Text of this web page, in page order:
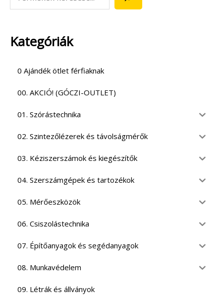
Kategóriák
0 Ajándék ötlet férfiaknak
00. AKCIÓ! (GÓCZI-OUTLET)
01. Szórástechnika
02. Szintezőlézerek és távolságmérők
03. Kéziszerszámok és kiegészítők
04. Szerszámgépek és tartozékok
05. Mérőeszközök
06. Csiszolástechnika
07. Építőanyagok és segédanyagok
08. Munkavédelem
09. Létrák és állványok